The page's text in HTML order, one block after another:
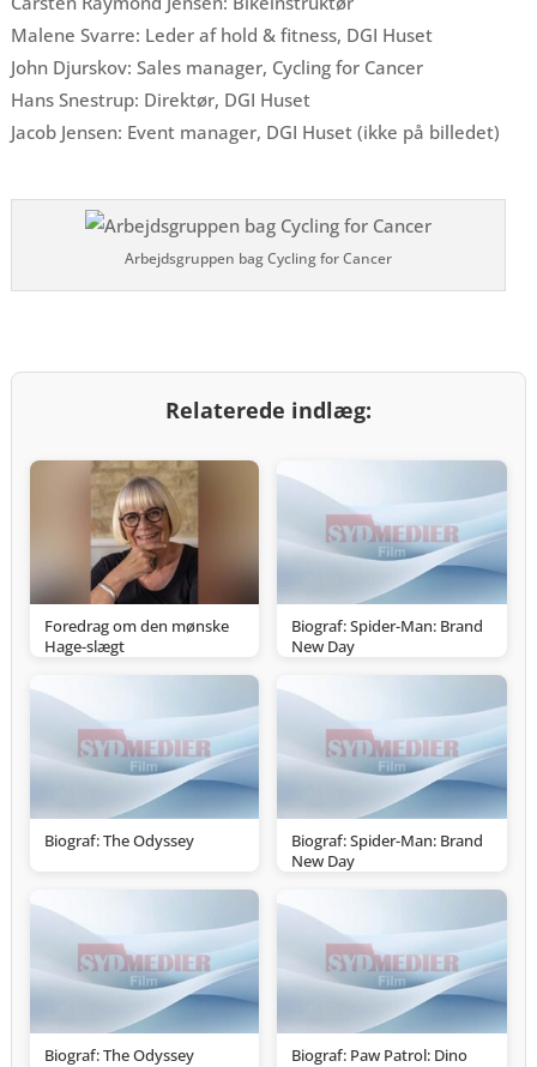
Malene Svarre: Leder af hold & fitness, DGI Huset
John Djurskov: Sales manager, Cycling for Cancer
Hans Snestrup: Direktør, DGI Huset
Jacob Jensen: Event manager, DGI Huset (ikke på billedet)
Arbejdsgruppen bag Cycling for Cancer
Relaterede indlæg:
Foredrag om den mønske
Hage-slægt
Biograf: Spider-Man: Brand
New Day
Biograf: The Odyssey
Biograf: Spider-Man: Brand
New Day
Biograf: The Odyssey
Biograf: Paw Patrol: Dino